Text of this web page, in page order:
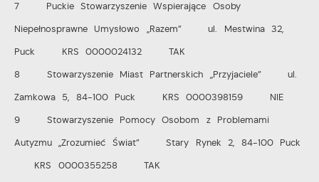
7 Puckie Stowarzyszenie Wspierające Osoby
Niepełnosprawne Umysłowo „Razem” ul. Mestwina 32,
Puck KRS 0000024132 TAK
8 Stowarzyszenie Miast Partnerskich „Przyjaciele” ul.
Zamkowa 5, 84-100 Puck KRS 0000398159 NIE
9 Stowarzyszenie Pomocy Osobom z Problemami
Autyzmu „Zrozumieć Świat” Stary Rynek 2, 84-100 Puck
KRS 0000355258 TAK